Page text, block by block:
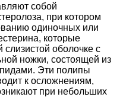
собой
при котором
одиночных или
которые
оболочке с
ножки, состоящей из
Эти полипы
к осложнениям,
при небольших